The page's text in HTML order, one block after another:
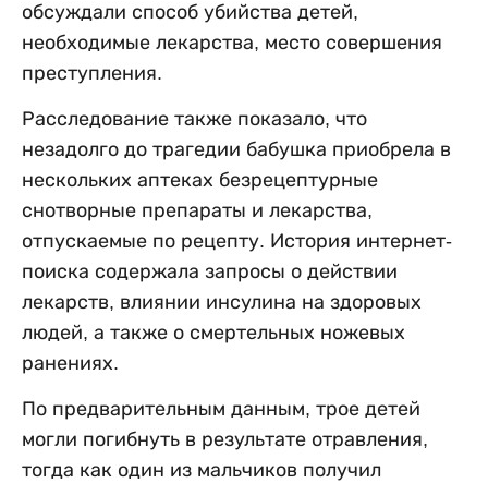
обсуждали способ убийства детей,
необходимые лекарства, место совершения
преступления.
Расследование также показало, что
незадолго до трагедии бабушка приобрела в
нескольких аптеках безрецептурные
снотворные препараты и лекарства,
отпускаемые по рецепту. История интернет-
поиска содержала запросы о действии
лекарств, влиянии инсулина на здоровых
людей, а также о смертельных ножевых
ранениях.
По предварительным данным, трое детей
могли погибнуть в результате отравления,
тогда как один из мальчиков получил